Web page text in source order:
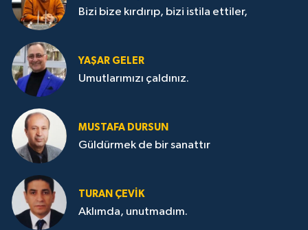
Bizi bize kırdırıp, bizi istila ettiler,
YAŞAR GELER
Umutlarımızı çaldınız.
MUSTAFA DURSUN
Güldürmek de bir sanattır
TURAN ÇEVİK
Aklımda, unutmadım.